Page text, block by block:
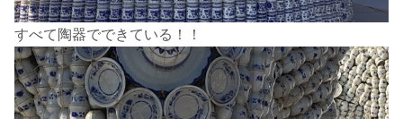
すべて陶器でできている！！